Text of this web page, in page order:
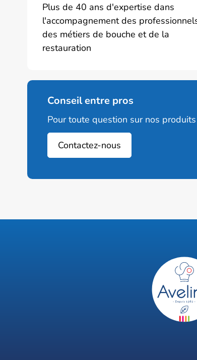
Plus de 40 ans d'expertise dans
l'accompagnement des
des métiers de bouche et de la
restauration
Conseil entre pros
Pour toute question sur nos
Contactez-nous